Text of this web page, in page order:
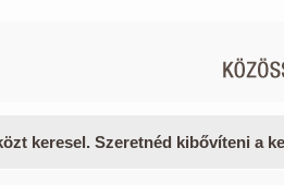
keresel. Szeretnéd kibővíteni a